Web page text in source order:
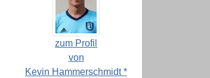
zum Profil
von
Kevin Hammerschmidt *